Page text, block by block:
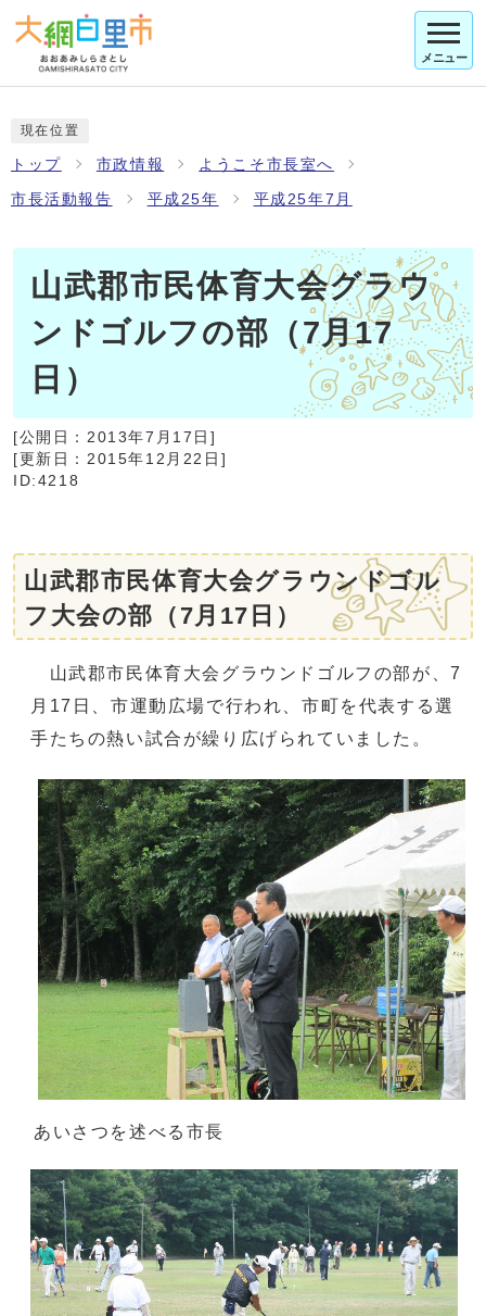
メニュー
現在位置
トップ 市政情報 ようこそ市長室へ
市長活動報告 平成25年 平成25年7月
山武郡市民体育大会グラウ
ンドゴルフの部（7月17
日）
[公開日： 2013年7月17日 ]
[更新日： 2015年12月22日 ]
ID:4218
山武郡市民体育大会グラウンドゴル
フ大会の部（7月17日）
山武郡市民体育大会グラウンドゴルフの部が、7
月17日、市運動広場で行われ、市町を代表する選
手たちの熱い試合が繰り広げられていました。
あいさつを述べる市長